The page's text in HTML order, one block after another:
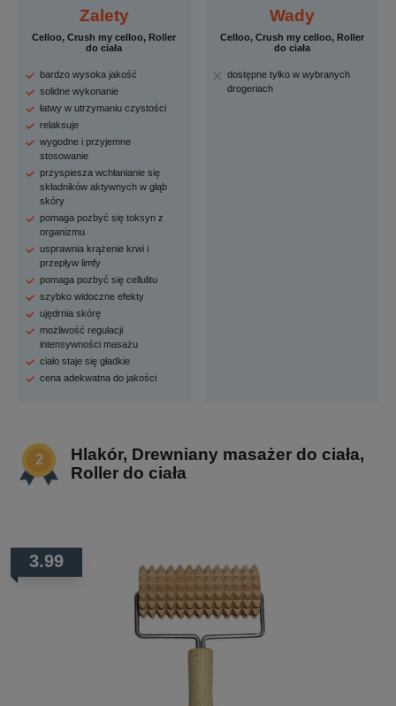
Zalety
Celloo, Crush my celloo, Roller
do ciała
bardzo wysoka jakość
solidne wykonanie
łatwy w utrzymaniu czystości
relaksuje
wygodne i przyjemne
stosowanie
przyspiesza wchłanianie się
składników aktywnych w głąb
skóry
pomaga pozbyć się toksyn z
organizmu
usprawnia krążenie krwi i
przepływ limfy
pomaga pozbyć się cellulitu
szybko widoczne efekty
ujędrnia skórę
możliwość regulacji
intensywności masażu
ciało staje się gładkie
cena adekwatna do jakości
Wady
Celloo, Crush my celloo, Roller
do ciała
dostępne tylko w wybranych
drogeriach
Hlakór, Drewniany masażer do ciała,
Roller do ciała
3.99